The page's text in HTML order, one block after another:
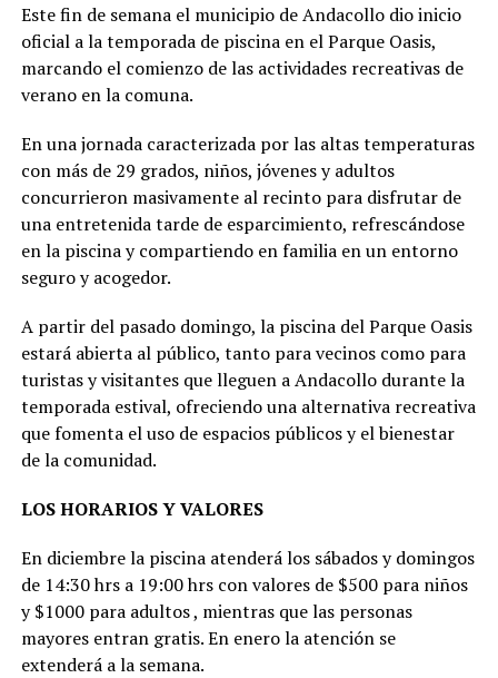
Este fin de semana el municipio de Andacollo dio inicio
oficial a la temporada de piscina en el Parque Oasis,
marcando el comienzo de las actividades recreativas de
verano en la comuna.
En una jornada caracterizada por las altas temperaturas
con más de 29 grados, niños, jóvenes y adultos
concurrieron masivamente al recinto para disfrutar de
una entretenida tarde de esparcimiento, refrescándose
en la piscina y compartiendo en familia en un entorno
seguro y acogedor.
A partir del pasado domingo, la piscina del Parque Oasis
estará abierta al público, tanto para vecinos como para
turistas y visitantes que lleguen a Andacollo durante la
temporada estival, ofreciendo una alternativa recreativa
que fomenta el uso de espacios públicos y el bienestar
de la comunidad.
LOS HORARIOS Y VALORES
En diciembre la piscina atenderá los sábados y domingos
de 14:30 hrs a 19:00 hrs con valores de $500 para niños
y $1000 para adultos , mientras que las personas
mayores entran gratis. En enero la atención se
extenderá a la semana.